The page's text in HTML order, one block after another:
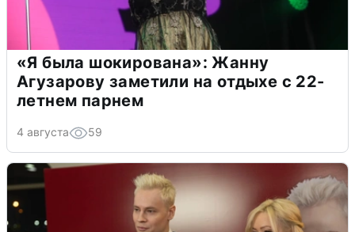
«Я была шокирована»: Жанну
Агузарову заметили на отдыхе с 22-
летнем парнем
4 августа 59